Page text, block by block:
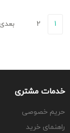
1
2 بعدی
خدمات مشتری
حریم خصوصی
راهنمای خرید